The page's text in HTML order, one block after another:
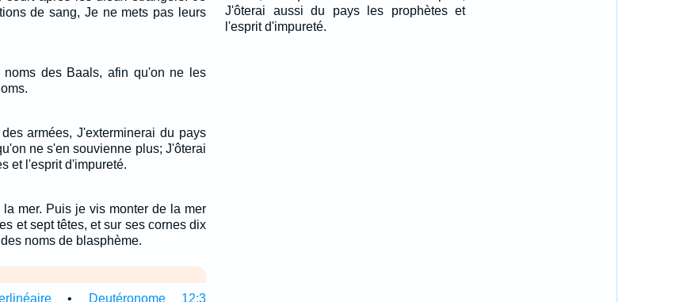
de sang, Je ne mets pas leurs
des Baals, afin qu'on ne les
armées, J'exterminerai du pays
ne s'en souvienne plus; J'ôterai
et l'esprit d'impureté.
mer. Puis je vis monter de la mer
et sept têtes, et sur ses cornes dix
noms de blasphème.
•
Deutéronome 12:3
J'ôterai aussi du pays les prophètes et
l'esprit d'impureté.